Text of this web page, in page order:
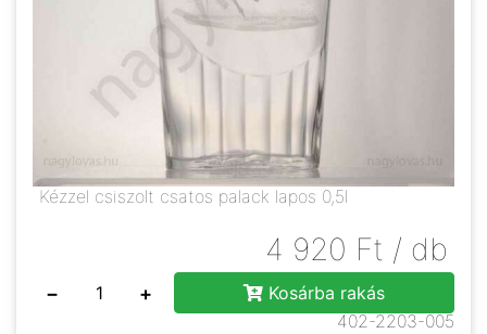
Kézzel csiszolt csatos palack lapos 0,5l
4 920 Ft / db
− +
Kosárba rakás
402-2203-005